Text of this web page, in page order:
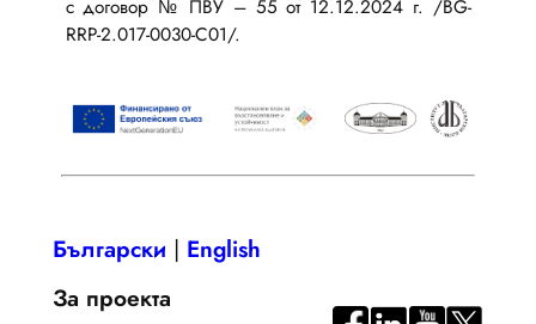
с договор № ПВУ – 55 от 12.12.2024 г. /BG-
RRP-2.017-0030-C01/.
Български | English
За проекта